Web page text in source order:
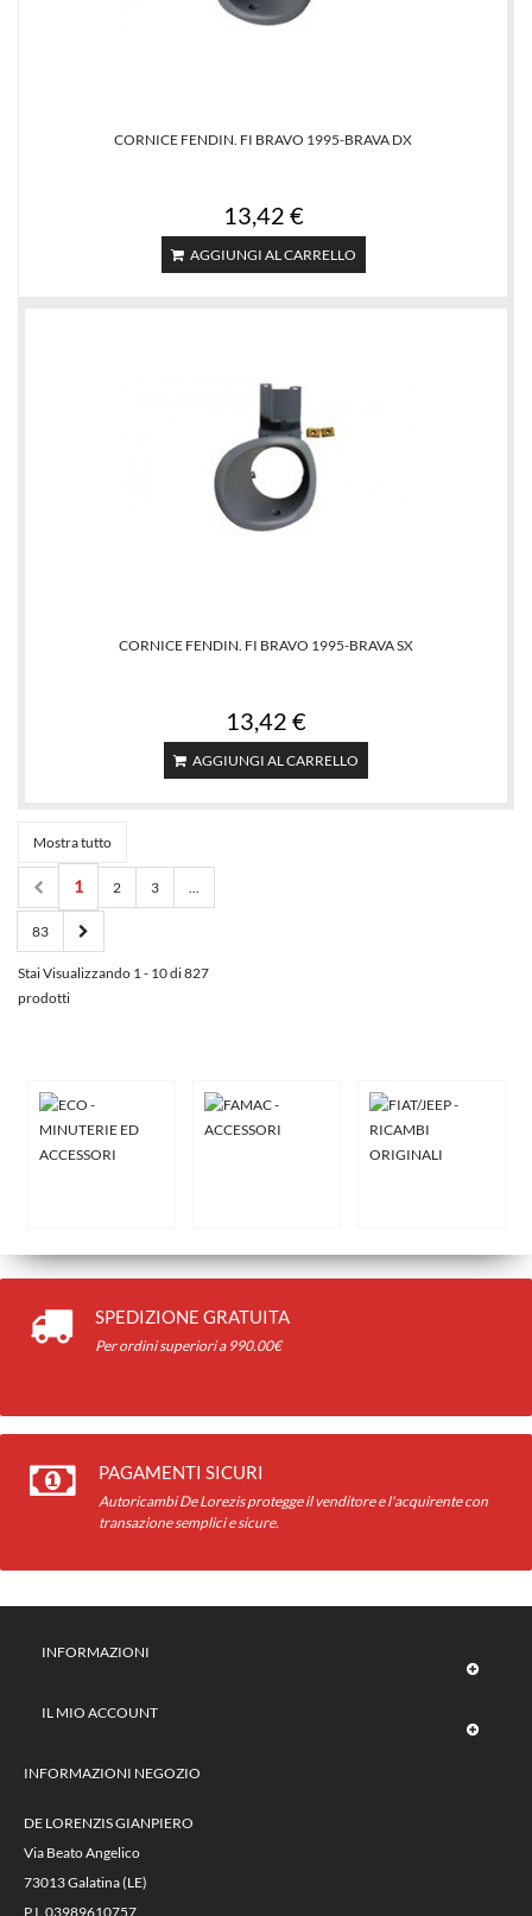
CORNICE FENDIN. FI BRAVO 1995-BRAVA DX
13,42 €
AGGIUNGI AL CARRELLO
CORNICE FENDIN. FI BRAVO 1995-BRAVA SX
13,42 €
AGGIUNGI AL CARRELLO
Mostra tutto
1 2 3 ...
83
Stai Visualizzando 1 - 10 di 827
prodotti
SPEDIZIONE GRATUITA
Per ordini superiori a 990.00€
PAGAMENTI SICURI
Autoricambi De Lorezis protegge il venditore e l'acquirente con
transazione semplici e sicure.
INFORMAZIONI
IL MIO ACCOUNT
INFORMAZIONI NEGOZIO
DE LORENZIS GIANPIERO
Via Beato Angelico
73013 Galatina (LE)
P.I. 03989610757